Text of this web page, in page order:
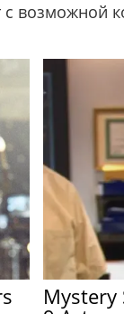
с возможной
Mystery